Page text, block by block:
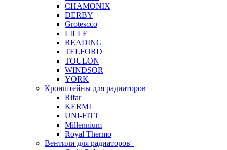
CHAMONIX
DERBY
Grotescco
LILLE
READING
TELFORD
TOULON
WINDSOR
YORK
Кронштейны для радиаторов
Rifar
KERMI
UNI-FITT
Millennium
Royal Thermo
Вентили для радиаторов